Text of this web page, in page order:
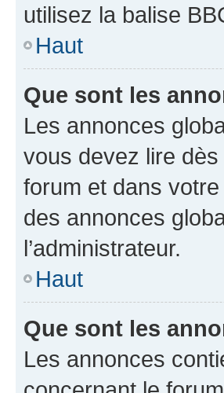
utilisez la balise
Haut
Que sont les
Les annonces
vous devez lire
forum et dans
des annonces
l’administrateur.
Haut
Que sont les
Les annonces